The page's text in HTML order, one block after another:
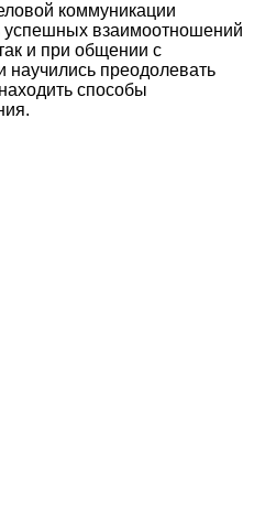
коммуникации
взаимоотношений
и при общении с
преодолевать
способы